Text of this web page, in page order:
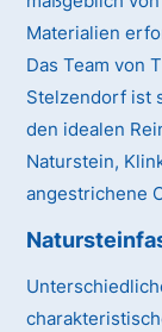
Materialien
Das Team von
Stelzendorf ist
den idealen
Naturstein,
angestrichene